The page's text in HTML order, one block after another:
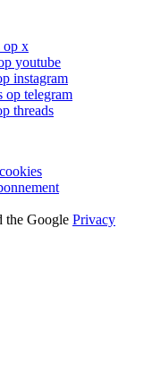
op x
youtube
instagram
op telegram
threads
the Google Privacy